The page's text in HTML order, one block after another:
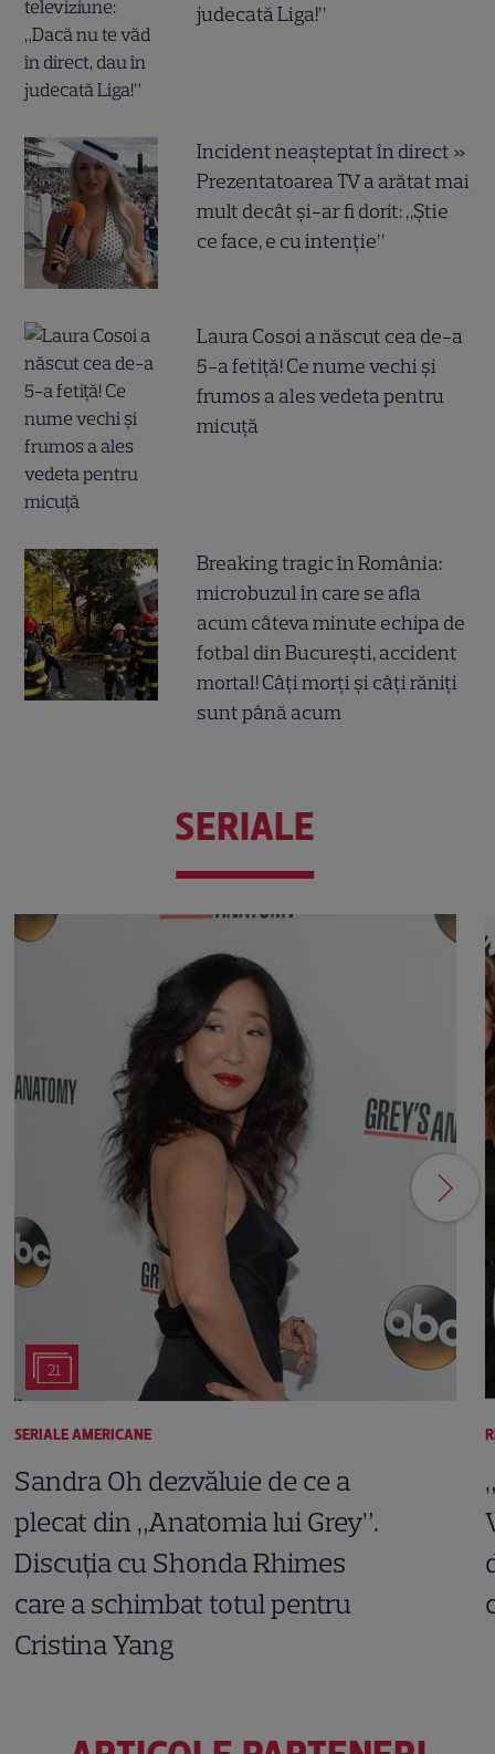
judecată Liga!”
Incident neașteptat în direct »
Prezentatoarea TV a arătat mai
mult decât și-ar fi dorit: „Știe
ce face, e cu intenție”
Laura Cosoi a născut cea de-a
5-a fetiță! Ce nume vechi și
frumos a ales vedeta pentru
micuță
Breaking tragic în România:
microbuzul în care se afla
acum câteva minute echipa de
fotbal din București, accident
mortal! Câți morți și câți răniți
sunt până acum
SERIALE
21
SERIALE AMERICANE
Sandra Oh dezvăluie de ce a
plecat din „Anatomia lui Grey”.
Discuția cu Shonda Rhimes
care a schimbat totul pentru
Cristina Yang